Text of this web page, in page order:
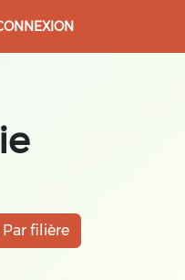
Par filière